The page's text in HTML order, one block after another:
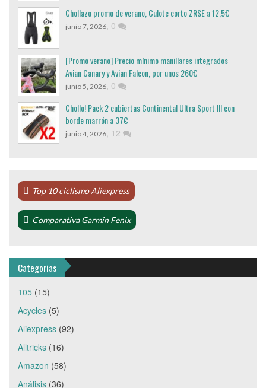
Chollazo promo de verano, Culote corto ZRSE a 12,5€
junio 7, 2026, 0
[Promo verano] Precio mínimo manillares integrados
Avian Canary y Avian Falcon, por unos 260€
junio 5, 2026, 0
Chollo! Pack 2 cubiertas Continental Ultra Sport III con
borde marrón a 37€
junio 4, 2026, 12
Top 10 ciclismo Aliexpress
Comparativa Garmin Fenix
Categorias
105 (15)
Acycles (5)
Aliexpress (92)
Alltricks (16)
Amazon (58)
Análisis (36)